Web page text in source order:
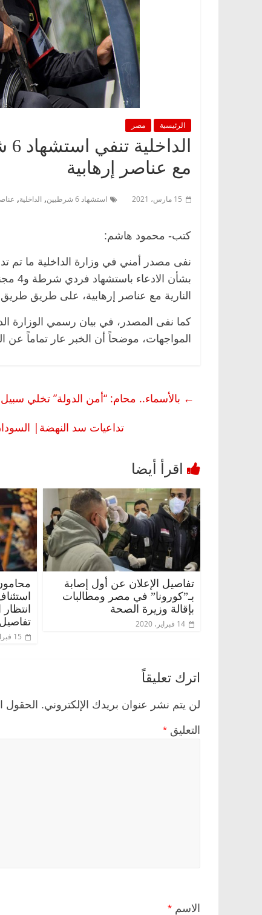
الرئيسية مصر
مع عناصر إرهابية
15 مارس، 2021 استشهاد 6 شرطيين , الداخلية,
كتب- محمود هاشم:
نفى مصدر أمني في وزارة الداخلية ما تم
النارية مع عناصر إرهابية، على طريق
المواجهات، موضحاً أن الخبر عار تماماً عن
← بالأسماء.. محام: “أمن الدولة” تخلي سبيل 10 متهمين في أحداث 20 سبتمبر 2020 بعد 6 أشهر من الحبس
تداعيات سد النهضة|
تفاصيل الإعلان عن أول إصابة
بـ”كورونا” في مصر ومطالبات
بإقالة وزيرة الصحة
14 فبراير، 2020
15 فبراير، 2020
اترك تعليقاً
لن يتم نشر عنوان بريدك الإلكتروني. الحقول
التعليق *
الاسم *
الرئيسية
قانوني دافع عن قضايا الوطن وانحاز
وحيداً على أبواب